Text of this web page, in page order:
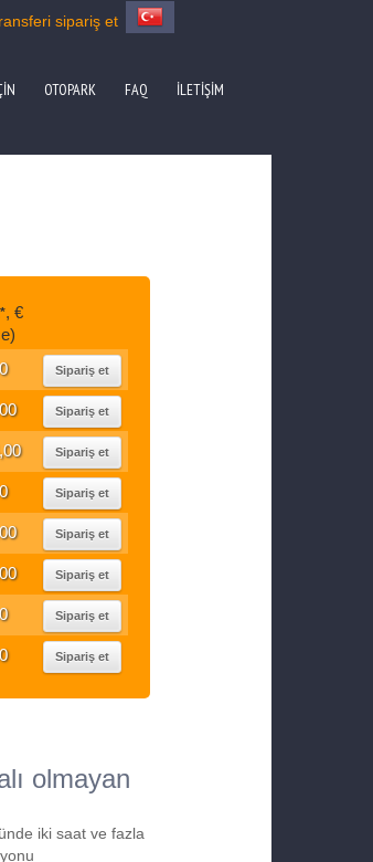
sipariş et
OTOPARK FAQ İLETIŞIM
*, €
Sipariş et
Sipariş et
Sipariş et
Sipariş et
Sipariş et
Sipariş et
Sipariş et
Sipariş et
olmayan
iki saat ve fazla